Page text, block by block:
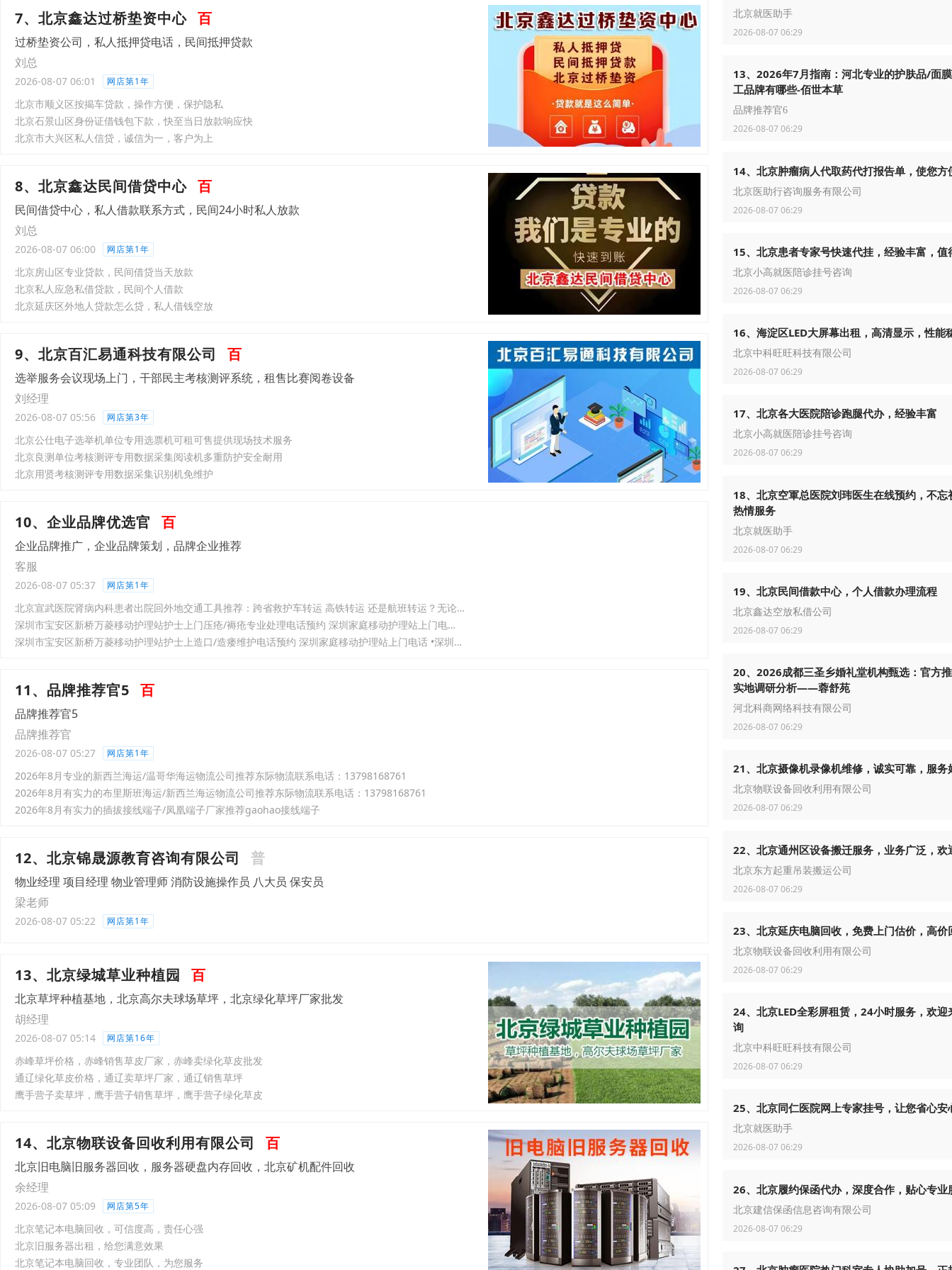
7、北京鑫达过桥垫资中心 百
过桥垫资公司，私人抵押贷电话，民间抵押贷款
刘总
2026-08-07 06:01 网店第1年
北京市顺义区按揭车贷款，操作方便，保护隐私
北京石景山区身份证借钱包下款，快至当日放款响应快
北京市大兴区私人信贷，诚信为一，客户为上
8、北京鑫达民间借贷中心 百
民间借贷中心，私人借款联系方式，民间24小时私人放款
刘总
2026-08-07 06:00 网店第1年
北京房山区专业贷款，民间借贷当天放款
北京私人应急私借贷款，民间个人借款
北京延庆区外地人贷款怎么贷，私人借钱空放
9、北京百汇易通科技有限公司 百
选举服务会议现场上门，干部民主考核测评系统，租售比赛阅卷设备
刘经理
2026-08-07 05:56 网店第3年
北京公仕电子选举机单位专用选票机可租可售提供现场技术服务
北京良测单位考核测评专用数据采集阅读机多重防护安全耐用
北京用贤考核测评专用数据采集识别机免维护
10、企业品牌优选官 百
企业品牌推广，企业品牌策划，品牌企业推荐
客服
2026-08-07 05:37 网店第1年
北京宣武医院肾病内科患者出院回外地交通工具推荐：跨省救护车转运 高铁转运 还是航班转运？无论哪种均有医护人员全程陪同
深圳市宝安区新桥万菱移动护理站护士上门压疮/褥疮专业处理电话预约 深圳家庭移动护理站上门电话 •深圳市宝安区专业医护人员上门服务预约电话
深圳市宝安区新桥万菱移动护理站护士上造口/造瘘维护电话预约 深圳家庭移动护理站上门电话 •深圳市宝安区专业医护人员上门服务预约电话
11、品牌推荐官5 百
品牌推荐官5
品牌推荐官
2026-08-07 05:27 网店第1年
2026年8月专业的新西兰海运/温哥华海运物流公司推荐东际物流联系电话：13798168761
2026年8月有实力的布里斯班海运/新西兰海运物流公司推荐东际物流联系电话：13798168761
2026年8月有实力的插拔接线端子/凤凰端子厂家推荐gaohao接线端子
12、北京锦晟源教育咨询有限公司 普
物业经理 项目经理 物业管理师 消防设施操作员 八大员 保安员
梁老师
2026-08-07 05:22 网店第1年
13、北京绿城草业种植园 百
北京草坪种植基地，北京高尔夫球场草坪，北京绿化草坪厂家批发
胡经理
2026-08-07 05:14 网店第16年
‌赤峰草坪价格，赤峰销售草皮厂家，赤峰卖绿化草皮批发
‌通辽绿化草皮价格，通辽卖草坪厂家，通辽销售草坪
鹰手营子卖草坪，鹰手营子销售草坪，鹰手营子绿化草皮
14、北京物联设备回收利用有限公司 百
北京旧电脑旧服务器回收，服务器硬盘内存回收，北京矿机配件回收
余经理
2026-08-07 05:09 网店第5年
北京笔记本电脑回收，可信度高，责任心强
北京旧服务器出租，给您满意效果
北京笔记本电脑回收，专业团队，为您服务
北京就医助手
2026-08-07 06:29
13、2026年7月指南：河北专业的护肤品/面
工品牌有哪些-佰世本草
品牌推荐官6
2026-08-07 06:29
14、北京肿瘤病人代取药代打报告单，使您方
北京医助行咨询服务有限公司
2026-08-07 06:29
15、北京患者专家号快速代挂，经验丰富，值
北京小高就医陪诊挂号咨询
2026-08-07 06:29
16、海淀区LED大屏幕出租，高清显示，性能
北京中科旺旺科技有限公司
2026-08-07 06:29
17、北京各大医院陪诊跑腿代办，经验丰富
北京小高就医陪诊挂号咨询
2026-08-07 06:29
18、北京空軍总医院刘玮医生在线预约，不忘
热情服务
北京就医助手
2026-08-07 06:29
19、北京民间借款中心，个人借款办理流程
北京鑫达空放私借公司
2026-08-07 06:29
20、2026成都三圣乡婚礼堂机构甄选：官方
实地调研分析——蓉舒苑
河北科商网络科技有限公司
2026-08-07 06:29
21、北京摄像机录像机维修，诚实可靠，服务
北京物联设备回收利用有限公司
2026-08-07 06:29
22、北京通州区设备搬迁服务，业务广泛，欢
北京东方起重吊装搬运公司
2026-08-07 06:29
23、北京延庆电脑回收，免费上门估价，高价
北京物联设备回收利用有限公司
2026-08-07 06:29
24、北京LED全彩屏租赁，24小时服务，欢迎
询
北京中科旺旺科技有限公司
2026-08-07 06:29
25、北京同仁医院网上专家挂号，让您省心安
北京就医助手
2026-08-07 06:29
26、北京履约保函代办，深度合作，贴心专业
北京建信保函信息咨询有限公司
2026-08-07 06:29